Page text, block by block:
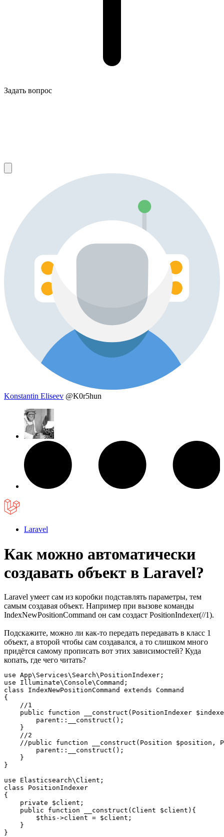
Задать вопрос
Konstantin Eliseev @K0r5hun
Laravel
Как можно автоматически
создавать объект в Laravel?
Laravel умеет сам из коробки подставлять параметры, тем
самым создавая объект. Например при вызове команды
IndexNewPositionCommand он сам создаст PositionIndexer(//1).
Подскажите, можно ли как-то передать передавать в класс 1
объект, а второй чтобы сам создавался, а то слишком много
придётся самому прописать вот этих зависимостей? Куда
копать, где чего читать?
use App\Services\Search\PositionIndexer;
use Illuminate\Console\Command;
class IndexNewPositionCommand extends Command
{
    //1
public function __construct(PositionIndexer
        parent::__construct();
    }
    //2
//public function __construct(Position $position,
        parent::__construct();
    }
}
use Elasticsearch\Client;
class PositionIndexer
{
    private $client;
    public function __construct(Client $client){
        $this->client = $client;
    }
}